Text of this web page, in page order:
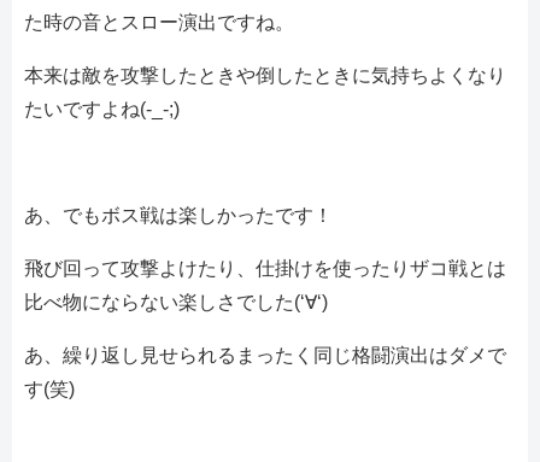
た時の音とスロー演出ですね。
本来は敵を攻撃したときや倒したときに気持ちよくなり
たいですよね(-_-;)
あ、でもボス戦は楽しかったです！
飛び回って攻撃よけたり、仕掛けを使ったりザコ戦とは
比べ物にならない楽しさでした(‘∀‘)
あ、繰り返し見せられるまったく同じ格闘演出はダメで
す(笑)